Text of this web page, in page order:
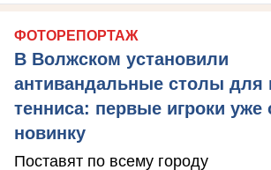
ФОТОРЕПОРТАЖ
В Волжском установили
антивандальные столы для
тенниса: первые игроки уже
новинку
Поставят по всему городу